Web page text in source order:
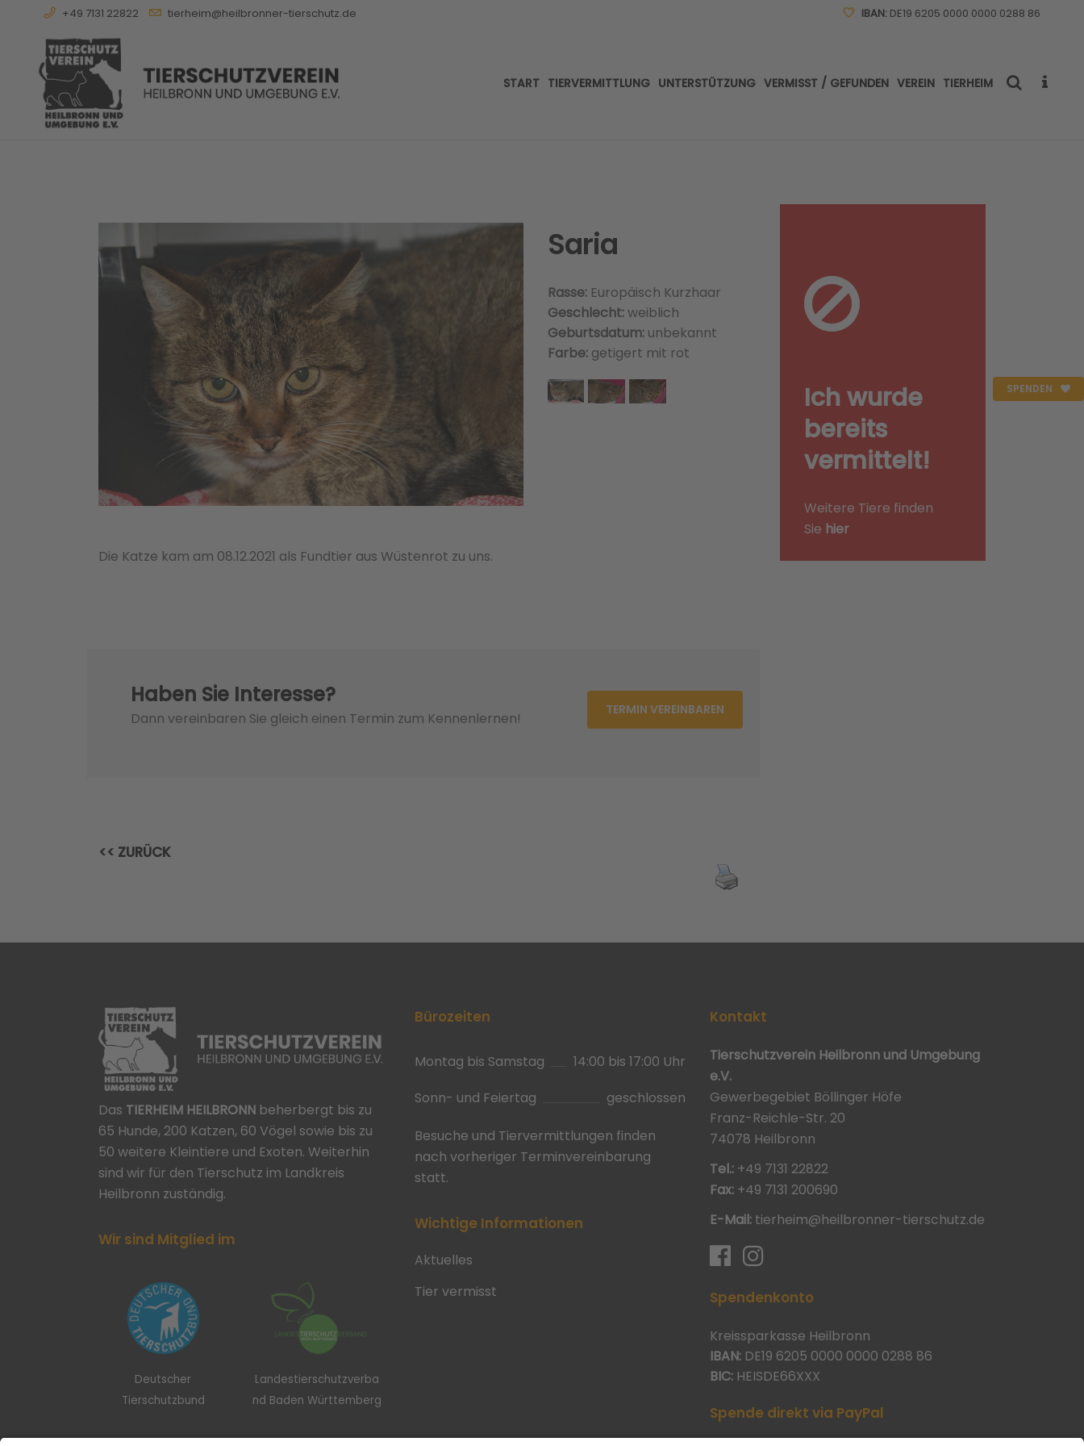
+49 7131 22822 tierheim@heilbronner-tierschutz.de IBAN: DE19 6205 0000 0000 0288 86
START TIERVERMITTLUNG UNTERSTÜTZUNG VERMISST / GEFUNDEN VEREIN TIERHEIM
SPENDEN
Saria
Rasse: Europäisch Kurzhaar
Geschlecht:weiblich
Geburtsdatum:unbekannt
Farbe: getigert mit rot
Die Katze kam am 08.12.2021 als Fundtier aus Wüstenrot zu uns.
Haben Sie Interesse?
Dann vereinbaren Sie gleich einen Termin zum Kennenlernen! TERMIN VEREINBAREN
<< ZURÜCK
Ich wurde
bereits
vermittelt!
Weitere Tiere finden
Sie hier
Das TIERHEIM HEILBRONN beherbergt bis zu
65 Hunde, 200 Katzen, 60 Vögel sowie bis zu
50 weitere Kleintiere und Exoten. Weiterhin
sind wir für den Tierschutz im Landkreis
Heilbronn zuständig.
Wir sind Mitglied im
Deutscher
Tierschutzbund
Landestierschutzverba
nd Baden Württemberg
Bürozeiten
Montag bis Samstag
14:00 bis 17:00 Uhr
Sonn- und Feiertag
geschlossen
Besuche und Tiervermittlungen finden
nach vorheriger Terminvereinbarung
statt.
Wichtige Informationen
Aktuelles
Tier vermisst
Kontakt
Tierschutzverein Heilbronn und Umgebung
e.V.
Gewerbegebiet Böllinger Höfe
Franz-Reichle-Str. 20
74078 Heilbronn
Tel.: +49 7131 22822
Fax: +49 7131 200690
E-Mail: tierheim@heilbronner-tierschutz.de
Spendenkonto
Kreissparkasse Heilbronn
IBAN: DE19 6205 0000 0000 0288 86
BIC: HEISDE66XXX
Spende direkt via PayPal